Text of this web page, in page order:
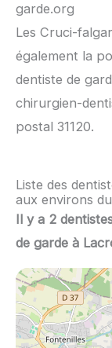
garde.org
Les Cruci-
également la
dentiste de
chirurgien-
postal 31120.
Liste des
aux environs du
Il y a 2
de garde à